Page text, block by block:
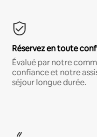
Réservez en toute
Évalué par notre
confiance et notre
séjour longue durée.